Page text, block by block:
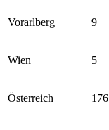
Vorarlberg 9
Wien 5
Österreich 176